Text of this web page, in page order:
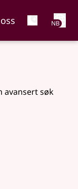
NB
avansert søk